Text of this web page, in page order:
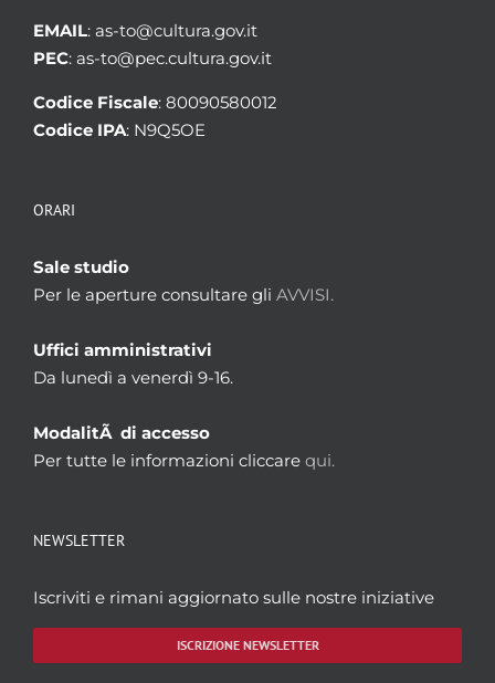
EMAIL: as-to@cultura.gov.it
PEC: as-to@pec.cultura.gov.it
Codice Fiscale: 80090580012
Codice IPA: N9Q5OE
ORARI
Sale studio
Per le aperture consultare gli AVVISI.
Uffici amministrativi
Da lunedì a venerdì 9-16.
ModalitÃ di accesso
Per tutte le informazioni cliccare qui.
NEWSLETTER
Iscriviti e rimani aggiornato sulle nostre iniziative
ISCRIZIONE NEWSLETTER